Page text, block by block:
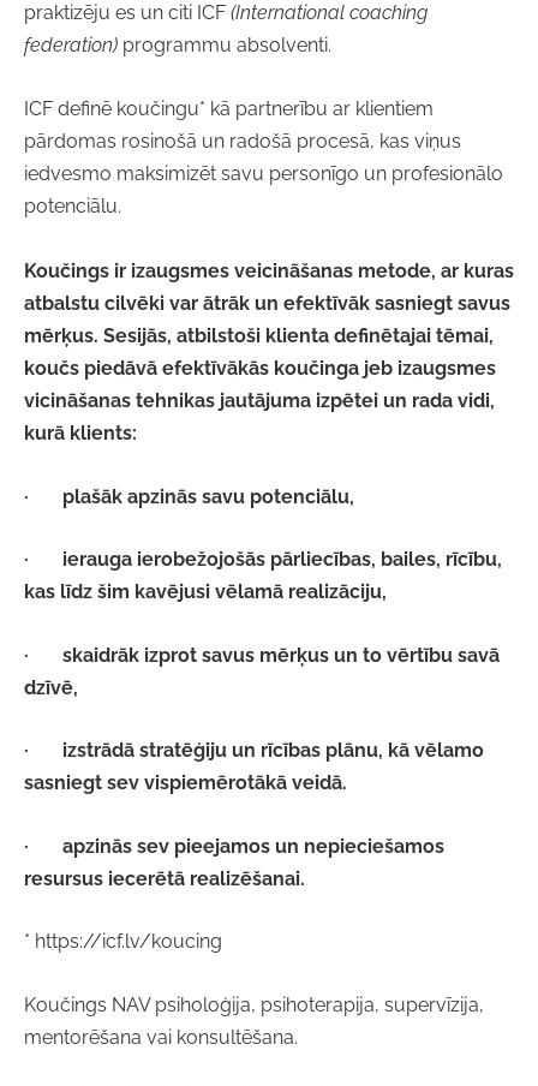
praktizēju es un citi ICF (International coaching
federation) programmu absolventi.
ICF definē koučingu* kā partnerību ar klientiem
pārdomas rosinošā un radošā procesā, kas viņus
iedvesmo maksimizēt savu personīgo un profesionālo
potenciālu.
Koučings ir izaugsmes veicināšanas metode, ar kuras
atbalstu cilvēki var ātrāk un efektīvāk sasniegt savus
mērķus. Sesijās, atbilstoši klienta definētajai tēmai,
koučs piedāvā efektīvākās koučinga jeb izaugsmes
vicināšanas tehnikas jautājuma izpētei un rada vidi,
kurā klients:
· plašāk apzinās savu potenciālu,
·
ierauga ierobežojošās pārliecības, bailes, rīcību,
kas līdz šim kavējusi vēlamā realizāciju,
·
skaidrāk izprot savus mērķus un to vērtību savā
dzīvē,
·
izstrādā stratēģiju un rīcības plānu, kā vēlamo
sasniegt sev vispiemērotākā veidā.
·
apzinās sev pieejamos un nepieciešamos
resursus iecerētā realizēšanai.
* https://icf.lv/koucing
Koučings NAV psiholoģija, psihoterapija, supervīzija,
mentorēšana vai konsultēšana.